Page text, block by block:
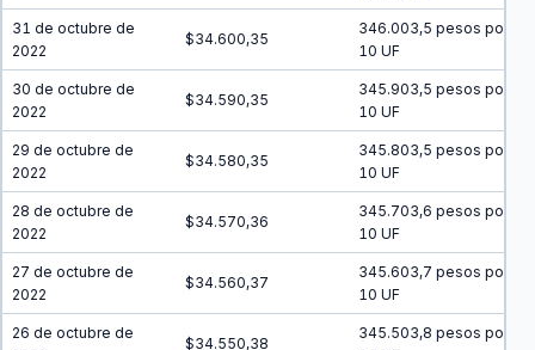
31 de octubre de
2022
$34.600,35
346.003,5 pesos por
10 UF
30 de octubre de
2022
$34.590,35
345.903,5 pesos por
10 UF
29 de octubre de
2022
$34.580,35
345.803,5 pesos por
10 UF
28 de octubre de
2022
$34.570,36
345.703,6 pesos por
10 UF
27 de octubre de
2022
$34.560,37
345.603,7 pesos por
10 UF
26 de octubre de
$34.550,38
345.503,8 pesos por